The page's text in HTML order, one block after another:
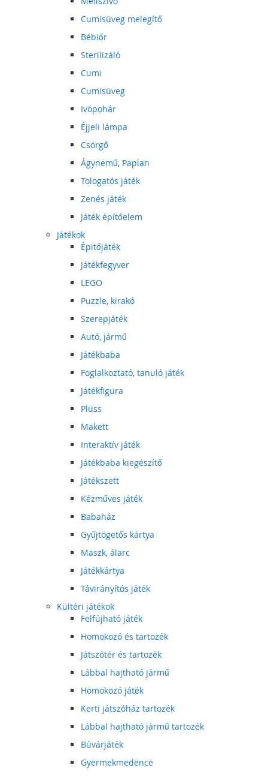
Cumisüveg melegítő
Bébiőr
Sterilizáló
Cumi
Cumisüveg
Ivópohár
Éjjeli lámpa
Csörgő
Ágynemű, Paplan
Tologatós játék
Zenés játék
Játék építőelem
Játékok
Épitőjáték
Játékfegyver
LEGO
Puzzle, kirakó
Szerepjáték
Autó, jármű
Játékbaba
Foglalkoztató, tanuló játék
Játékfigura
Plüss
Makett
Interaktív játék
Játékbaba kiegészítő
Játékszett
Kézműves játék
Babaház
Gyűjtögetős kártya
Maszk, álarc
Játékkártya
Távirányítós játék
Kültéri játékok
Felfújható játék
Homokozó és tartozék
Játszótér és tartozék
Lábbal hajtható jármű
Homokozó játék
Kerti játszóház tartozék
Lábbal hajtható jármű tartozék
Búvárjáték
Gyermekmedence